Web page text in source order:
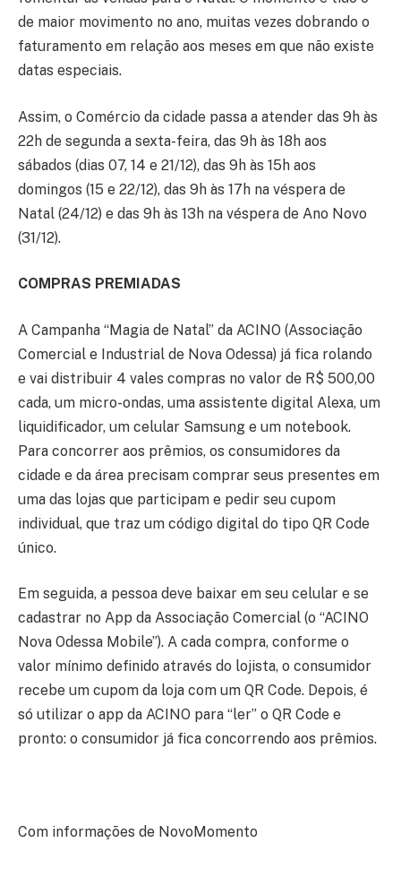
de maior movimento no ano, muitas vezes dobrando o
faturamento em relação aos meses em que não existe
datas especiais.
Assim, o Comércio da cidade passa a atender das 9h às
22h de segunda a sexta-feira, das 9h às 18h aos
sábados (dias 07, 14 e 21/12), das 9h às 15h aos
domingos (15 e 22/12), das 9h às 17h na véspera de
Natal (24/12) e das 9h às 13h na véspera de Ano Novo
(31/12).
COMPRAS PREMIADAS
A Campanha “Magia de Natal” da ACINO (Associação
Comercial e Industrial de Nova Odessa) já fica rolando
e vai distribuir 4 vales compras no valor de R$ 500,00
cada, um micro-ondas, uma assistente digital Alexa, um
liquidificador, um celular Samsung e um notebook.
Para concorrer aos prêmios, os consumidores da
cidade e da área precisam comprar seus presentes em
uma das lojas que participam e pedir seu cupom
individual, que traz um código digital do tipo QR Code
único.
Em seguida, a pessoa deve baixar em seu celular e se
cadastrar no App da Associação Comercial (o “ACINO
Nova Odessa Mobile”). A cada compra, conforme o
valor mínimo definido através do lojista, o consumidor
recebe um cupom da loja com um QR Code. Depois, é
só utilizar o app da ACINO para “ler” o QR Code e
pronto: o consumidor já fica concorrendo aos prêmios.
Com informações de NovoMomento